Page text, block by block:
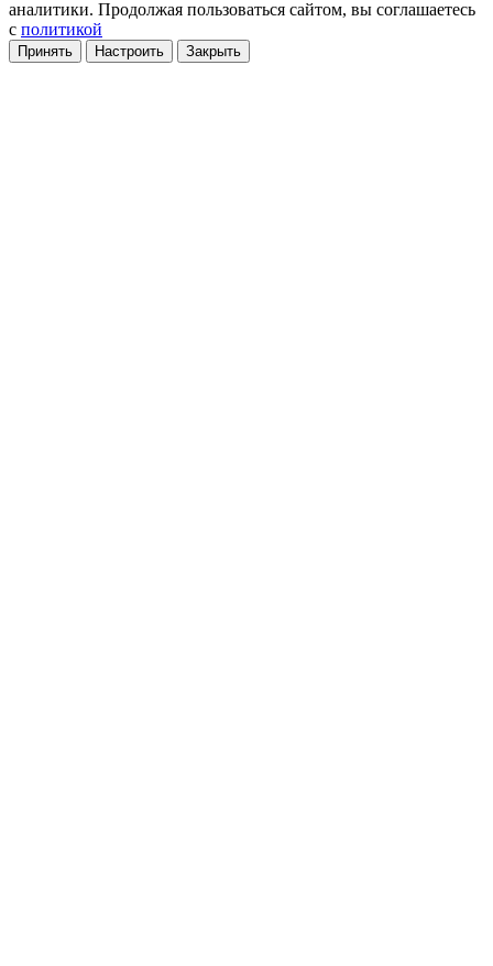
аналитики. Продолжая пользоваться сайтом, вы соглашаетесь
с политикой
Принять Настроить Закрыть